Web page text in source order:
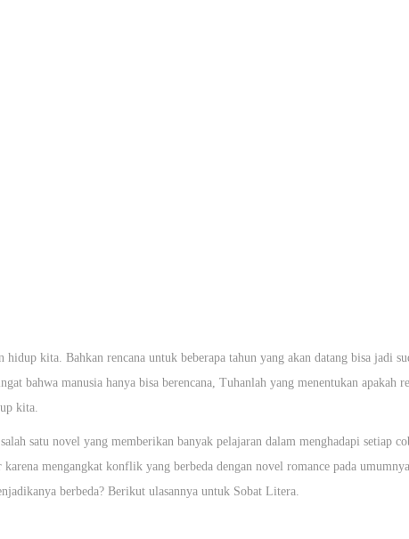
kita. Bahkan rencana untuk beberapa tahun yang akan datang bisa jadi
bahwa manusia hanya bisa berencana, Tuhanlah yang menentukan apakah
kita.
satu novel yang memberikan banyak pelajaran dalam menghadapi setiap
mengangkat konflik yang berbeda dengan novel romance pada
berbeda? Berikut ulasannya untuk Sobat Litera.